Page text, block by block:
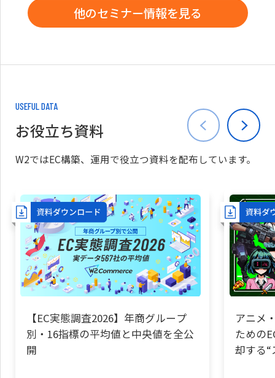
他のセミナー情報を見る
USEFUL DATA
お役立ち資料
W2ではEC構築、運用で役立つ資料を配布しています。
【EC実態調査2026】年商グループ
別・16指標の平均値と中央値を全公
開
アニメ
ための
却する